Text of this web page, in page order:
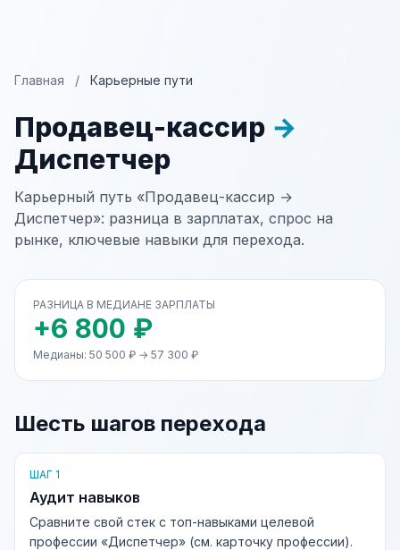
Главная / Карьерные пути
Продавец-кассир →
Диспетчер
Карьерный путь «Продавец-кассир →
Диспетчер»: разница в зарплатах, спрос на
рынке, ключевые навыки для перехода.
РАЗНИЦА В МЕДИАНЕ ЗАРПЛАТЫ
+6 800 ₽
Медианы: 50 500 ₽ → 57 300 ₽
Шесть шагов перехода
ШАГ 1
Аудит навыков
Сравните свой стек с топ-навыками целевой
профессии «Диспетчер» (см. карточку профессии).